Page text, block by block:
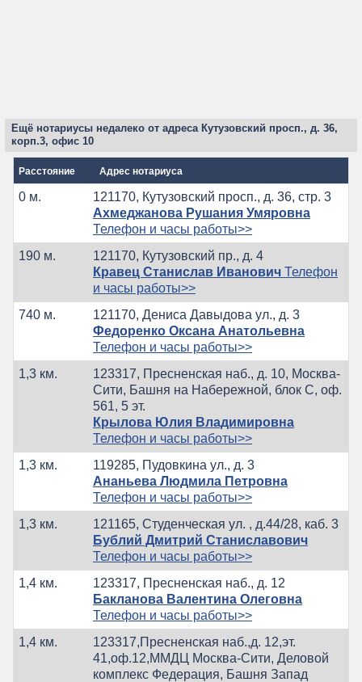
Ещё нотариусы недалеко от адреса Кутузовский просп., д. 36,
корп.3, офис 10
Расстояние Адрес нотариуса
0 м.
121170, Кутузовский просп., д. 36, стр. 3
Ахмеджанова Рушания Умяровна
Телефон и часы работы>>
190 м.
121170, Кутузовский пр., д. 4
Кравец Станислав Иванович Телефон
и часы работы>>
740 м.
121170, Дениса Давыдова ул., д. 3
Федоренко Оксана Анатольевна
Телефон и часы работы>>
1,3 км.
123317, Пресненская наб., д. 10, Москва-
Сити, Башня на Набережной, блок С, оф.
561, 5 эт.
Крылова Юлия Владимировна
Телефон и часы работы>>
1,3 км.
119285, Пудовкина ул., д. 3
Ананьева Людмила Петровна
Телефон и часы работы>>
1,3 км.
121165, Студенческая ул. , д.44/28, каб. 3
Бублий Дмитрий Станиславович
Телефон и часы работы>>
1,4 км.
123317, Пресненская наб., д. 12
Бакланова Валентина Олеговна
Телефон и часы работы>>
1,4 км.
123317,Пресненская наб.,д. 12,эт.
41,оф.12,ММДЦ Москва-Сити, Деловой
комплекс Федерация, Башня Запад